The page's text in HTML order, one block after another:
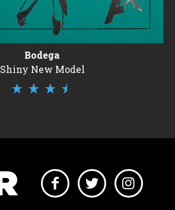
Bodega
Shiny New Model